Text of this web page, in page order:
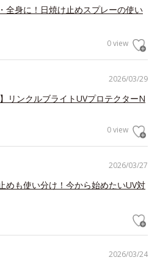
全身に！日焼け止めスプレーの使い
0 view
2026/03/29
】リンクルブライトUVプロテクターN
0 view
2026/03/27
めも使い分け！今から始めたいUV対
2026/03/24